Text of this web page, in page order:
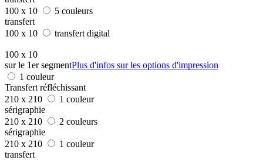
100 x 10
5 couleurs
transfert
100 x 10
transfert digital
100 x 10
sur le 1er segmentPlus d'infos sur les options d'impression
1 couleur
Transfert réfléchissant
210 x 210
1 couleur
sérigraphie
210 x 210
2 couleurs
sérigraphie
210 x 210
1 couleur
transfert